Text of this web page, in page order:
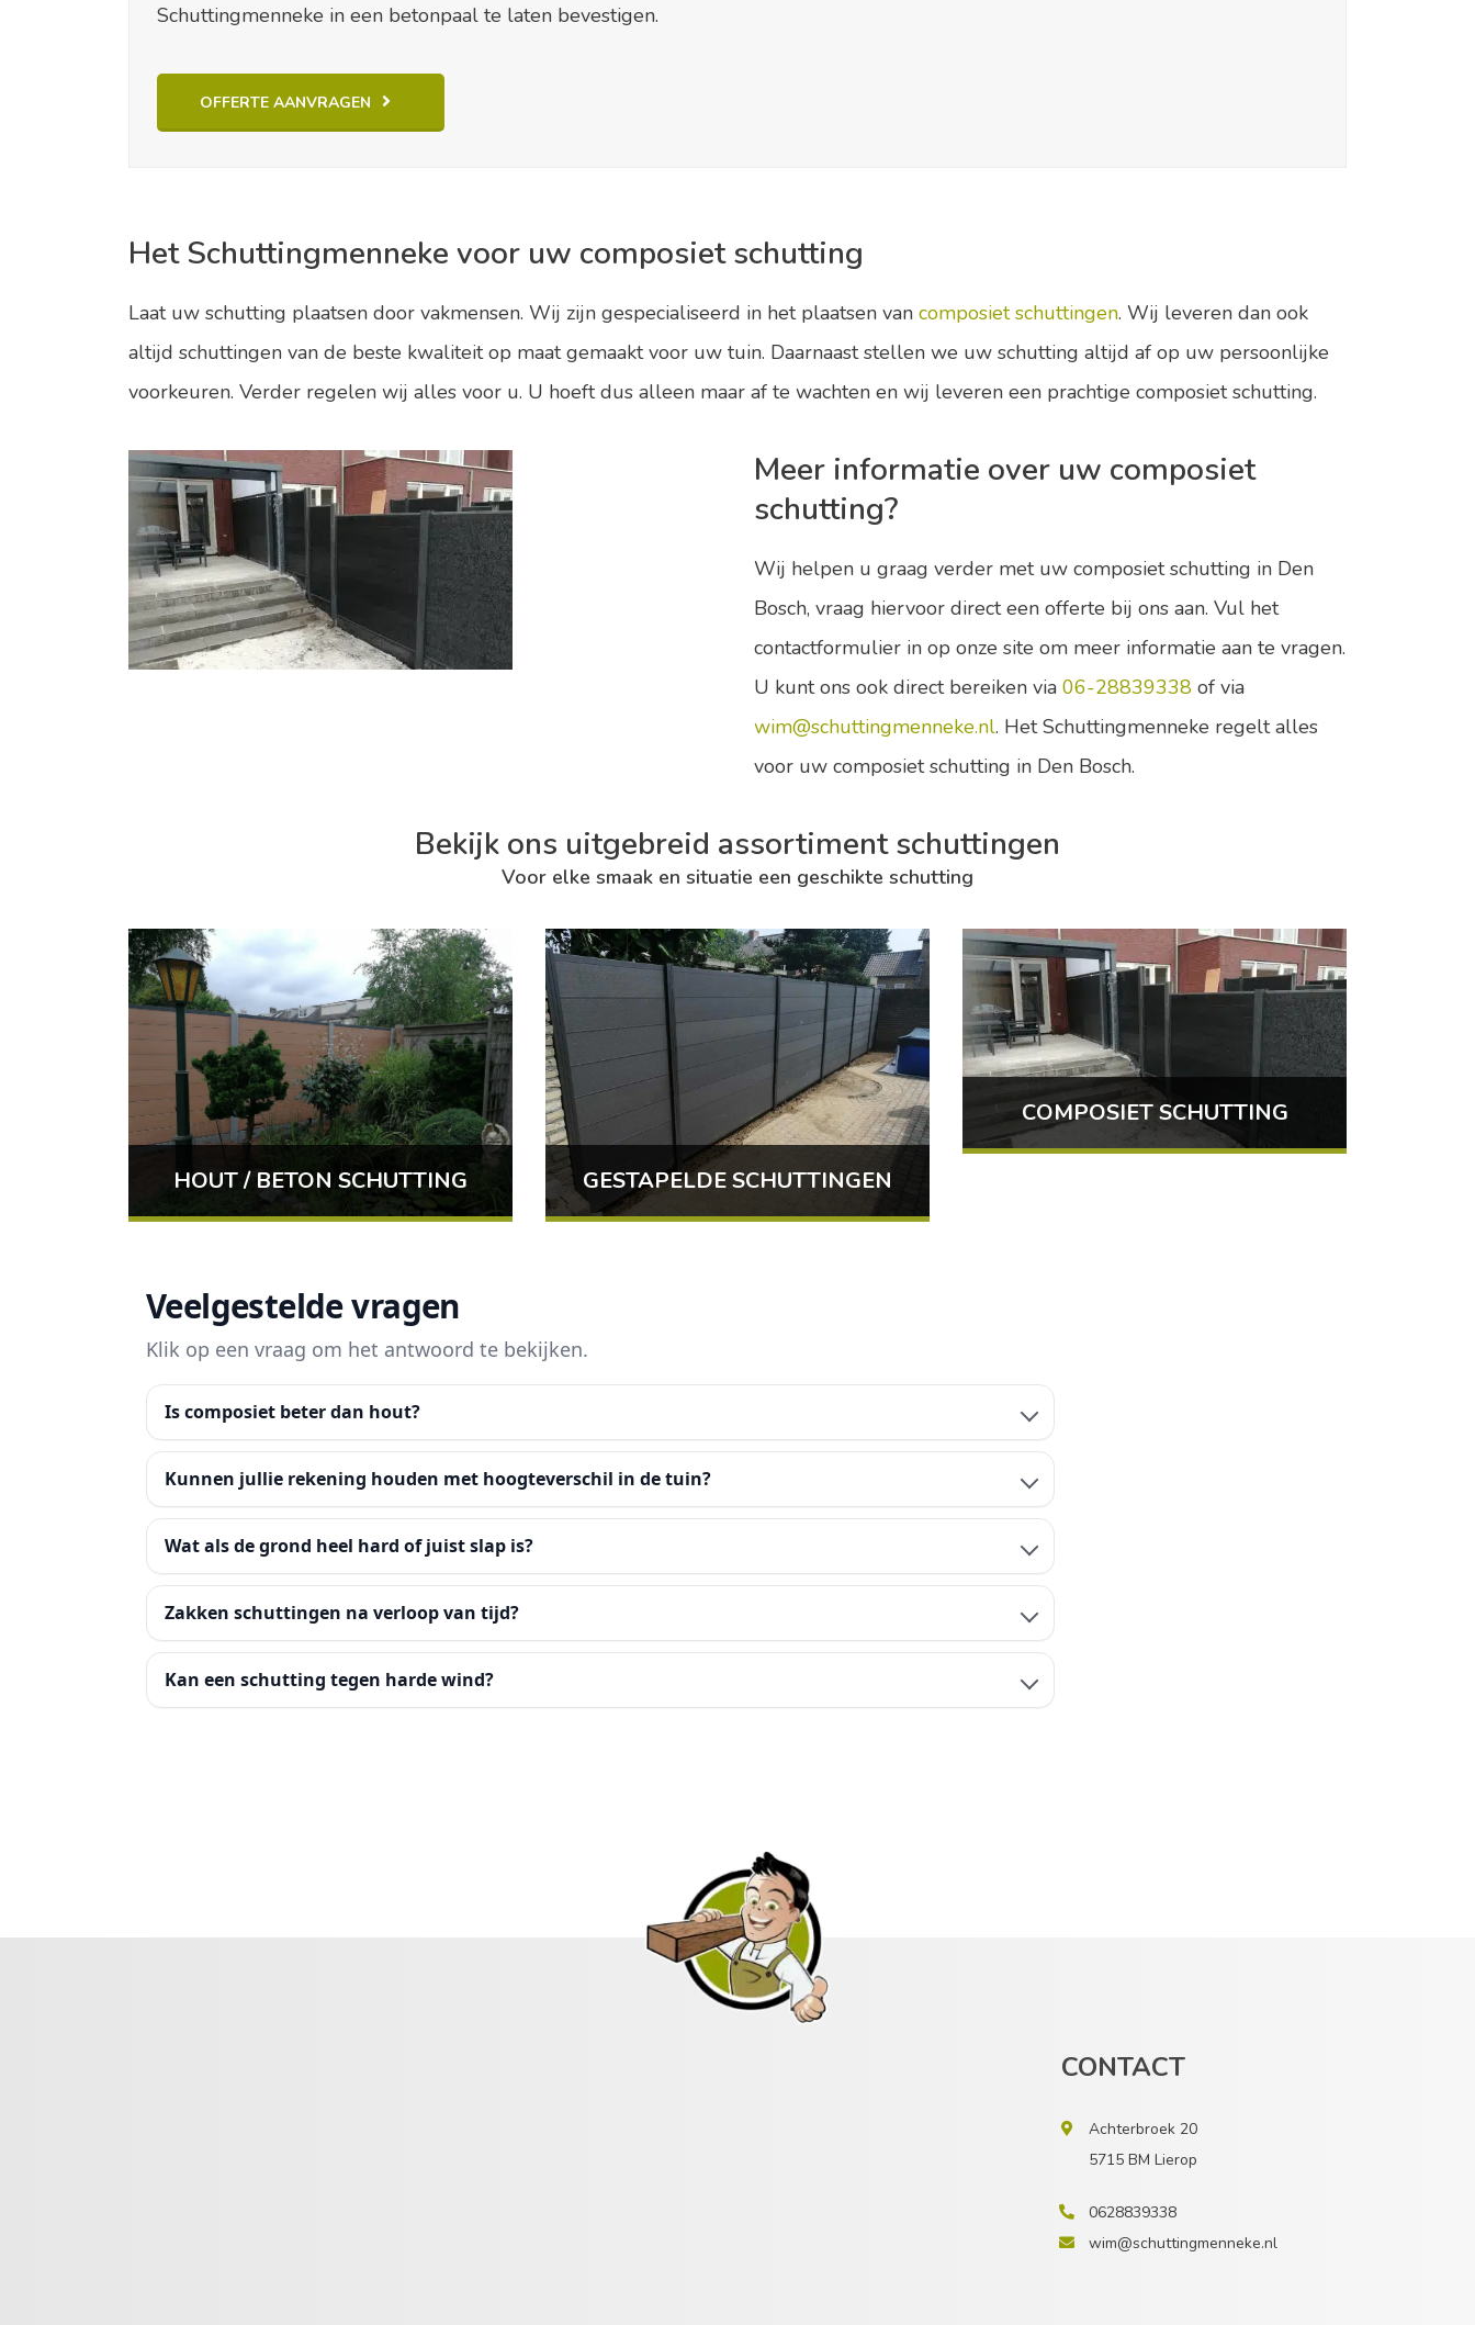
Schuttingmenneke in een betonpaal te laten bevestigen.
OFFERTE AANVRAGEN
Het Schuttingmenneke voor uw composiet schutting
Laat uw schutting plaatsen door vakmensen. Wij zijn gespecialiseerd in het plaatsen van composiet schuttingen. Wij leveren dan ook
altijd schuttingen van de beste kwaliteit op maat gemaakt voor uw tuin. Daarnaast stellen we uw schutting altijd af op uw persoonlijke
voorkeuren. Verder regelen wij alles voor u. U hoeft dus alleen maar af te wachten en wij leveren een prachtige composiet schutting.
Meer informatie over uw composiet
schutting?
Wij helpen u graag verder met uw composiet schutting in Den
Bosch, vraag hiervoor direct een offerte bij ons aan. Vul het
contactformulier in op onze site om meer informatie aan te vragen.
U kunt ons ook direct bereiken via 06-28839338 of via
wim@schuttingmenneke.nl. Het Schuttingmenneke regelt alles
voor uw composiet schutting in Den Bosch.
Bekijk ons uitgebreid assortiment schuttingen
Voor elke smaak en situatie een geschikte schutting
HOUT / BETON SCHUTTING GESTAPELDE SCHUTTINGEN
COMPOSIET SCHUTTING
Veelgestelde vragen
Klik op een vraag om het antwoord te bekijken.
Is composiet beter dan hout?
Kunnen jullie rekening houden met hoogteverschil in de tuin?
Wat als de grond heel hard of juist slap is?
Zakken schuttingen na verloop van tijd?
Kan een schutting tegen harde wind?
CONTACT
Achterbroek 20
5715 BM Lierop
0628839338
wim@schuttingmenneke.nl